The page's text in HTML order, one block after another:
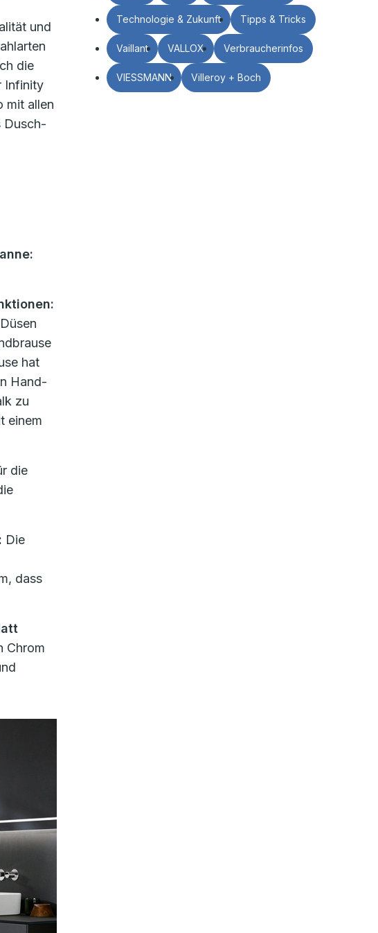
und
die
Infinity
mit allen
Dusch-
hat
Hand-
zu
einem
die
Die
dass
Chrom
Technologie & Zukunft Tipps & Tricks
Vaillant VALLOX Verbraucherinfos
VIESSMANN Villeroy + Boch